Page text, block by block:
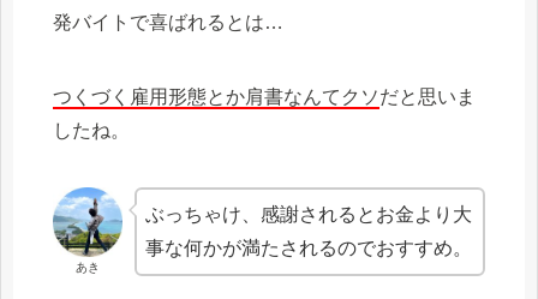
発バイトで喜ばれるとは…
つくづく雇用形態とか肩書なんてクソだと思いま
したね。
あき
ぶっちゃけ、感謝されるとお金より大
事な何かが満たされるのでおすすめ。